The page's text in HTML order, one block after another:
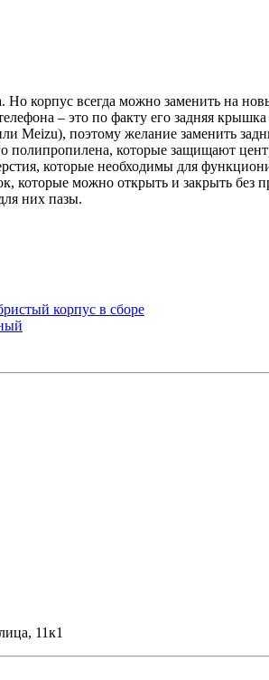
Но корпус всегда можно заменить на
– это по факту его задняя
Meizu), поэтому желание заменить
которые защищают
которые необходимы для
можно открыть и закрыть без
них пазы.
корпус в сборе
11к1